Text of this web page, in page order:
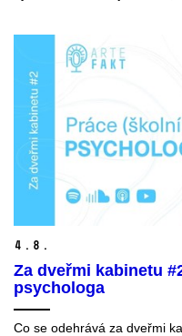
4. 8.
Za dveřmi kabinetu
psychologa
Co se odehrává za dveřmi